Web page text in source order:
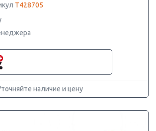
T428705
наличие и цену